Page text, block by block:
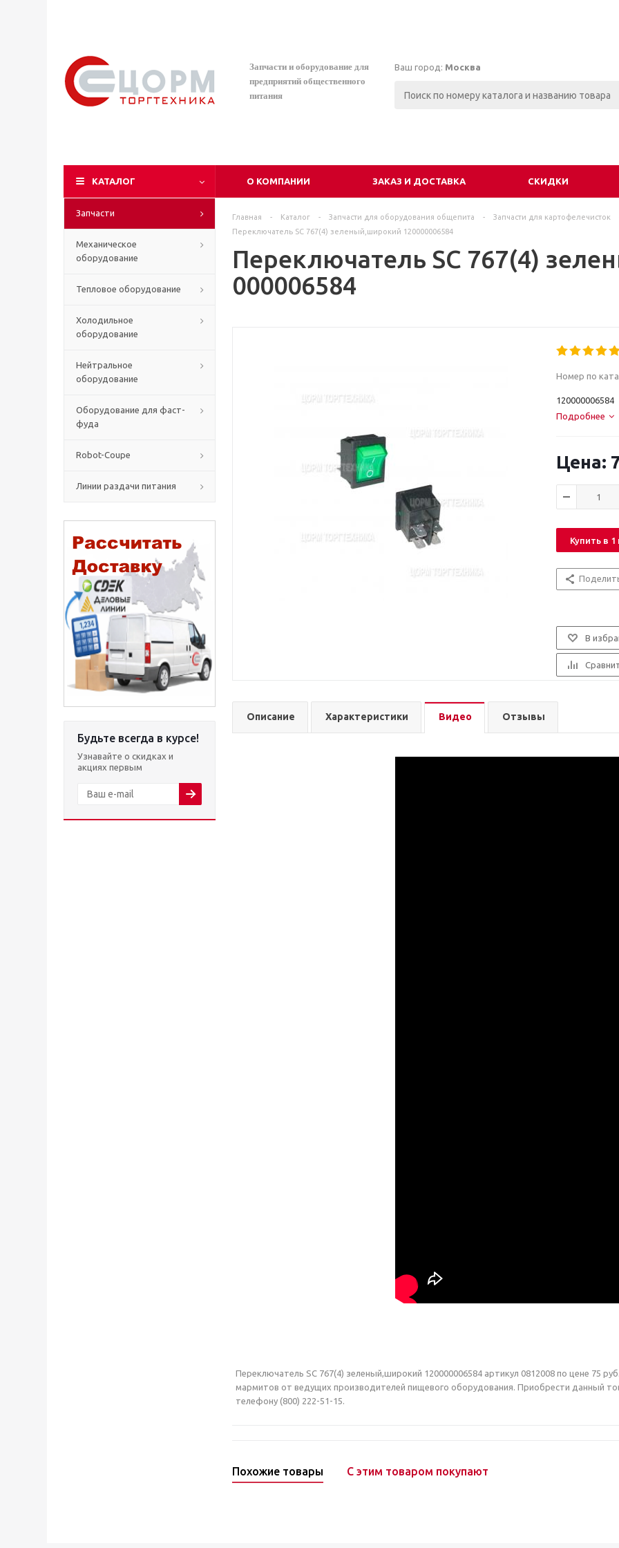
Запчасти и оборудование для
предприятий общественного
питания
Ваш город: Москва
КАТАЛОГ О КОМПАНИИ ЗАКАЗ И ДОСТАВКА СКИДКИ
Запчасти
Механическое
оборудование
Тепловое оборудование
Холодильное
оборудование
Нейтральное
оборудование
Оборудование для фаст-
фуда
Robot-Coupe
Линии раздачи питания
Будьте всегда в курсе!
Узнавайте о скидках и
акциях первым
Главная - Каталог - Запчасти для оборудования общепита - Запчасти для картофелечисток
Переключатель SC 767(4) зеленый,широкий 120000006584
Переключатель SC 767(4)
000006584
Номер по
120000006584
Подробнее
Купить в 1
В
Описание Характеристики Видео Отзывы
Переключатель SC 767(4) зеленый,широкий 120000006584 артикул 0812008 по цене 75
мармитов от ведущих производителей пищевого оборудования. Приобрести данный
телефону (800) 222-51-15.
Похожие товары С этим товаром покупают